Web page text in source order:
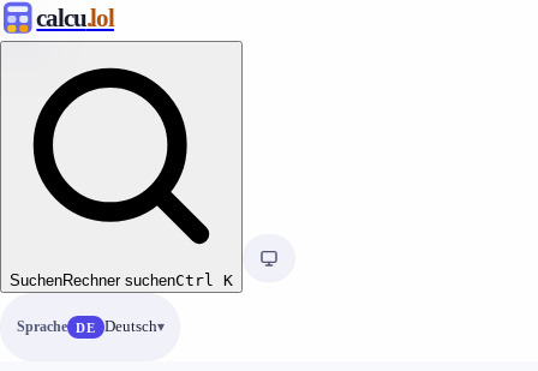
calcu.lol
SuchenRechner suchenCtrl K
Sprache DE Deutsch